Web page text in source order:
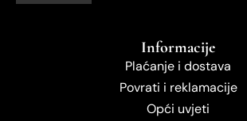
Informacije
Plaćanje i dostava
Povrati i reklamacije
Opći uvjeti